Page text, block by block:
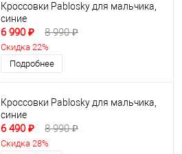
Кроссовки Pablosky для мальчика,
синие
6 990 ₽ 8 990 ₽
Скидка 22%
Подробнее
Кроссовки Pablosky для мальчика,
синие
6 490 ₽ 8 990 ₽
Скидка 28%